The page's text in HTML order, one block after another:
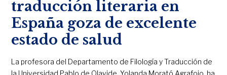
traducción literaria en
España goza de excelente
estado de salud
La profesora del Departamento de Filología y Traducción de